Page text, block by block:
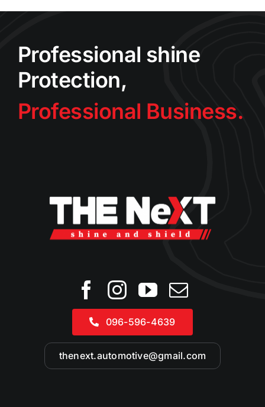
Professional shine
Protection,
Professional Business.
096-596-4639
thenext.automotive@gmail.com